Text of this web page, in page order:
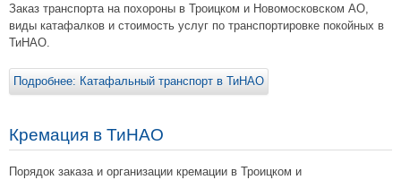
Заказ транспорта на похороны в Троицком и Новомосковском АО,
виды катафалков и стоимость услуг по транспортировке покойных в
ТиНАО.
Подробнее: Катафальный транспорт в ТиНАО
Кремация в ТиНАО
Порядок заказа и организации кремации в Троицком и